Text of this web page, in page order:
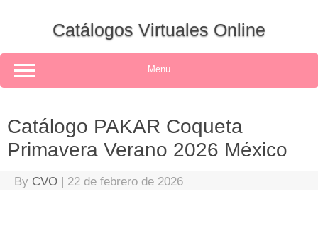
Catálogos Virtuales Online
Menu
Catálogo PAKAR Coqueta
Primavera Verano 2026 México
By CVO | 22 de febrero de 2026